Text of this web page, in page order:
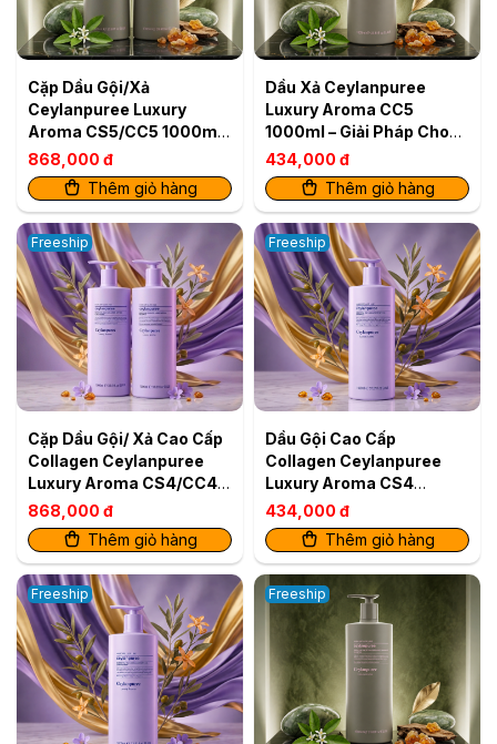
Cặp Dầu Gội/Xả
Ceylanpuree Luxury
Aroma CS5/CC5 1000ml
– Giải Pháp Cho Da Đầu
Gàu Ngứa, Tóc Khô Xơ
868,000 đ
Thêm giỏ hàng
Dầu Xả Ceylanpuree
Luxury Aroma CC5
1000ml – Giải Pháp Cho
Da Đầu Gàu Ngứa, Tóc
Khô Xơ
434,000 đ
Thêm giỏ hàng
Freeship
Cặp Dầu Gội/ Xả Cao Cấp
Collagen Ceylanpuree
Luxury Aroma CS4/CC4
1000ml – Kiểm Soát Dầu
868,000 đ
Thêm giỏ hàng
Freeship
Dầu Gội Cao Cấp
Collagen Ceylanpuree
Luxury Aroma CS4
1000ml – Kiểm Soát Dầu
434,000 đ
Thêm giỏ hàng
Freeship Freeship